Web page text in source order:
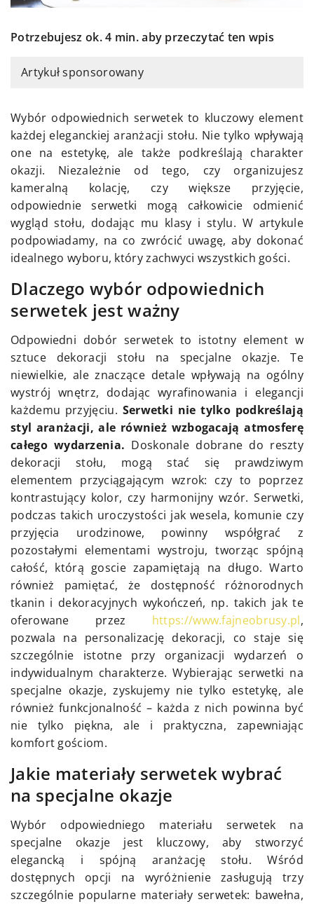
Potrzebujesz ok. 4 min. aby przeczytać ten wpis
Artykuł sponsorowany
Wybór odpowiednich serwetek to kluczowy element
każdej eleganckiej aranżacji stołu. Nie tylko wpływają
one na estetykę, ale także podkreślają charakter
okazji. Niezależnie od tego, czy organizujesz
kameralną kolację, czy większe przyjęcie,
odpowiednie serwetki mogą całkowicie odmienić
wygląd stołu, dodając mu klasy i stylu. W artykule
podpowiadamy, na co zwrócić uwagę, aby dokonać
idealnego wyboru, który zachwyci wszystkich gości.
Dlaczego wybór odpowiednich
serwetek jest ważny
Odpowiedni dobór serwetek to istotny element w
sztuce dekoracji stołu na specjalne okazje. Te
niewielkie, ale znaczące detale wpływają na ogólny
wystrój wnętrz, dodając wyrafinowania i elegancji
każdemu przyjęciu. Serwetki nie tylko podkreślają
styl aranżacji, ale również wzbogacają atmosferę
całego wydarzenia. Doskonale dobrane do reszty
dekoracji stołu, mogą stać się prawdziwym
elementem przyciągającym wzrok: czy to poprzez
kontrastujący kolor, czy harmonijny wzór. Serwetki,
podczas takich uroczystości jak wesela, komunie czy
przyjęcia urodzinowe, powinny współgrać z
pozostałymi elementami wystroju, tworząc spójną
całość, którą goscie zapamiętają na długo. Warto
również pamiętać, że dostępność różnorodnych
tkanin i dekoracyjnych wykończeń, np. takich jak te
oferowane przez https://www.fajneobrusy.pl,
pozwala na personalizację dekoracji, co staje się
szczególnie istotne przy organizacji wydarzeń o
indywidualnym charakterze. Wybierając serwetki na
specjalne okazje, zyskujemy nie tylko estetykę, ale
również funkcjonalność – każda z nich powinna być
nie tylko piękna, ale i praktyczna, zapewniając
komfort gościom.
Jakie materiały serwetek wybrać
na specjalne okazje
Wybór odpowiedniego materiału serwetek na
specjalne okazje jest kluczowy, aby stworzyć
elegancką i spójną aranżację stołu. Wśród
dostępnych opcji na wyróżnienie zasługują trzy
szczególnie popularne materiały serwetek: bawełna,